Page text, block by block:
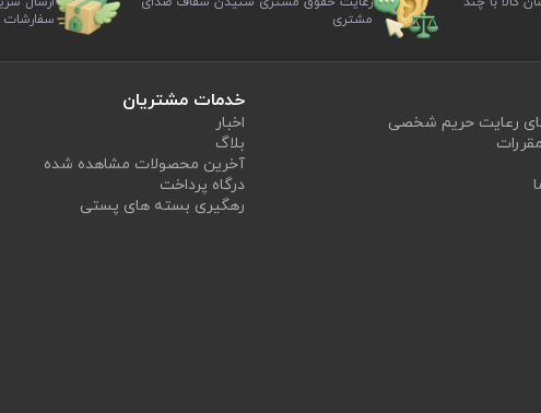
مشتری
سفارشات
رعایت حریم شخصی
خدمات مشتریان
اخبار
بلاگ
آخرین محصولات مشاهده شده
درگاه پرداخت
رهگیری بسته های پستی